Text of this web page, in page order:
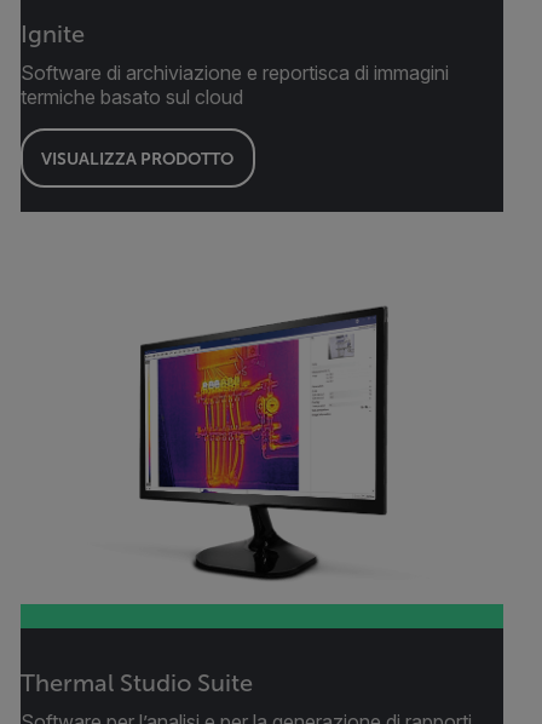
Ignite
Software di archiviazione e reportisca di immagini
termiche basato sul cloud
VISUALIZZA PRODOTTO
Thermal Studio Suite